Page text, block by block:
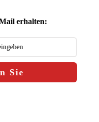
erhalten:
Sie